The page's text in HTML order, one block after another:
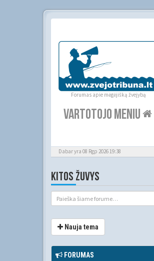
Forumas apie mėgėjišką žvejybą
VARTOTOJO MENIU
Dabar yra 08 Rgp 2026 19:38
KITOS ŽUVYS
Nauja tema
FORUMAS